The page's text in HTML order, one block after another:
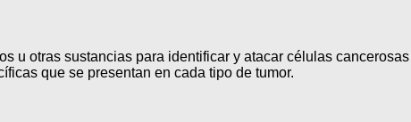
u otras sustancias para identificar y atacar células
que se presentan en cada tipo de tumor.